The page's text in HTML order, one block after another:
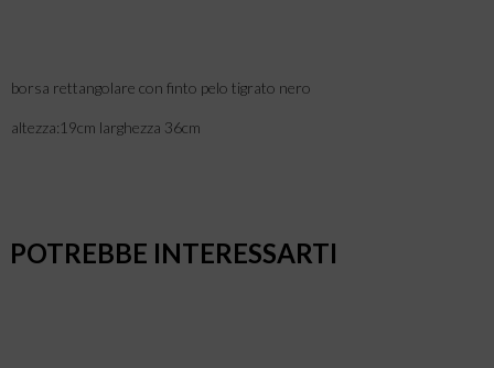
borsa rettangolare con finto pelo tigrato nero
altezza:19cm larghezza 36cm
POTREBBE INTERESSARTI